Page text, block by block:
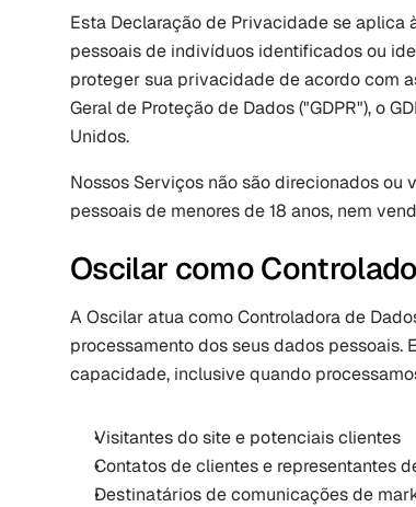
Esta Declaração de Privacidade se aplica
pessoais de indivíduos identificados ou
proteger sua privacidade de acordo com
Geral de Proteção de Dados ("GDPR"), o
Unidos.
Nossos Serviços não são direcionados
pessoais de menores de 18 anos, nem
Oscilar como
A Oscilar atua como Controladora de
processamento dos seus dados
capacidade, inclusive quando
Visitantes do site e potenciais clientes
Contatos de clientes e representantes
Destinatários de comunicações de